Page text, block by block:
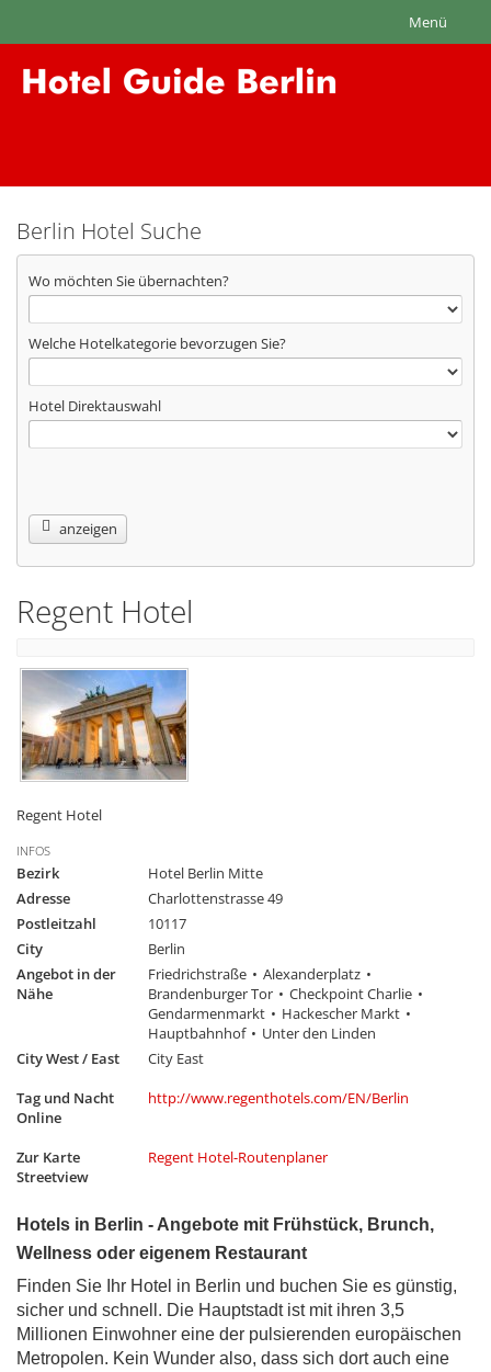
Menü
Berlin Hotel Suche
Wo möchten Sie übernachten?
Welche Hotelkategorie bevorzugen Sie?
Hotel Direktauswahl
anzeigen
Regent Hotel
Regent Hotel
INFOS
Bezirk
Hotel Berlin Mitte
Adresse
Charlottenstrasse 49
Postleitzahl
10117
City
Berlin
Angebot in der
Nähe
Friedrichstraße
Alexanderplatz
Brandenburger Tor
Checkpoint Charlie
Gendarmenmarkt
Hackescher Markt
Hauptbahnhof
Unter den Linden
City West / East
City East
Tag und Nacht
Online
http://www.regenthotels.com/EN/Berlin
Zur Karte
Streetview
Regent Hotel-Routenplaner
Hotels in Berlin - Angebote mit Frühstück, Brunch,
Wellness oder eigenem Restaurant
Finden Sie Ihr Hotel in Berlin und buchen Sie es günstig,
sicher und schnell. Die Hauptstadt ist mit ihren 3,5
Millionen Einwohner eine der pulsierenden europäischen
Metropolen. Kein Wunder also, dass sich dort auch eine